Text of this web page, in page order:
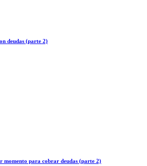
deudas (parte 2)
momento para cobrar deudas (parte 2)